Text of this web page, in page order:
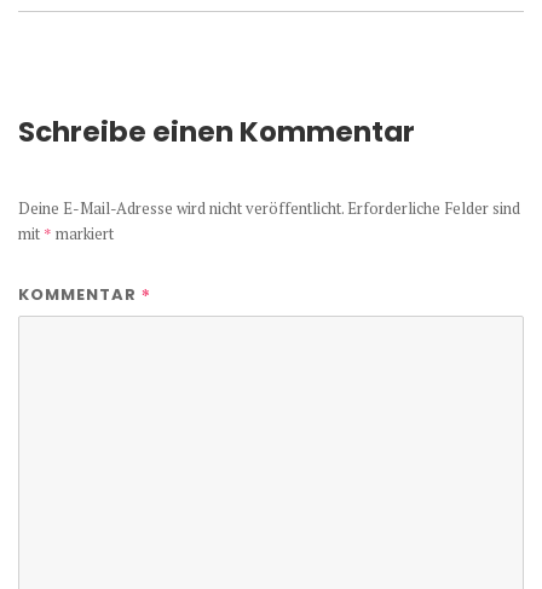
Schreibe einen Kommentar
Deine E-Mail-Adresse wird nicht veröffentlicht. Erforderliche Felder sind
mit * markiert
KOMMENTAR *